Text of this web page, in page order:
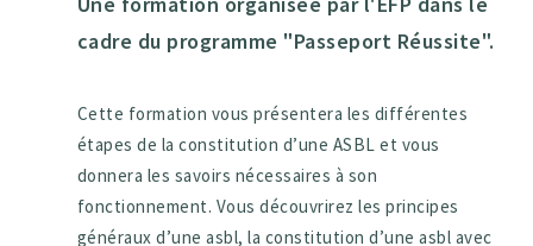
cadre du programme "Passeport Réussite".
Cette formation vous présentera les différentes
étapes de la constitution d’une ASBL et vous
donnera les savoirs nécessaires à son
fonctionnement. Vous découvrirez les principes
généraux d’une asbl, la constitution d’une asbl avec